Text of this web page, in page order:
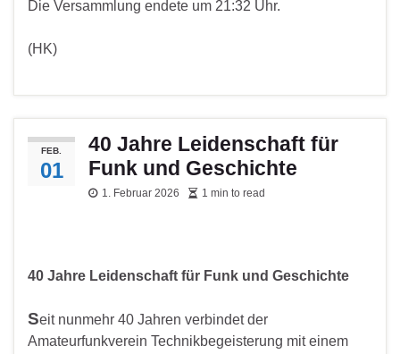
Die Versammlung endete um 21:32 Uhr.
(HK)
FEB.
01
40 Jahre Leidenschaft für
Funk und Geschichte
1. Februar 2026 1 min to read
40 Jahre Leidenschaft für Funk und Geschichte
Seit nunmehr 40 Jahren verbindet der
Amateurfunkverein Technikbegeisterung mit einem